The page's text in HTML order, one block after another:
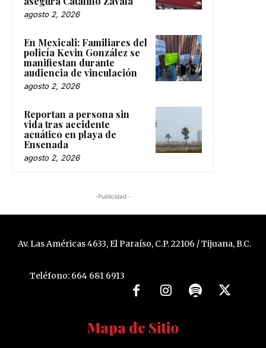
agosto 2, 2026
En Mexicali: Familiares del
policía Kevin González se
manifiestan durante
audiencia de vinculación
agosto 2, 2026
Reportan a persona sin
vida tras accidente
acuático en playa de
Ensenada
agosto 2, 2026
-Publicidad -
Av. Las Américas 4633, El Paraíso, C.P. 22106 / Tijuana, B.C.
Teléfono: 664 681 6913
Mapa de Sitio